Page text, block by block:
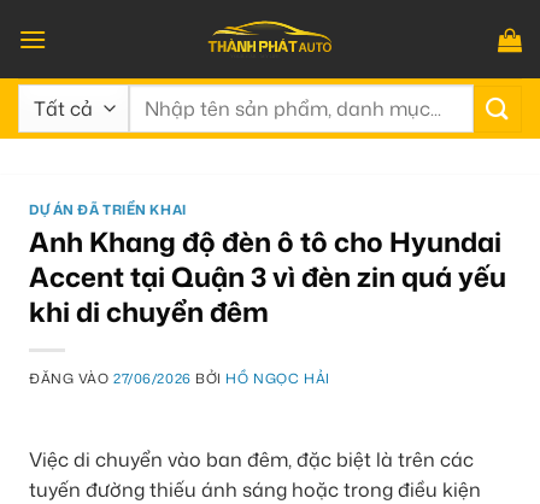
qua
nội
dung
Tìm
DỰ ÁN ĐÃ TRIỂN KHAI
Anh Khang độ đèn ô tô cho Hyundai
Accent tại Quận 3 vì đèn zin quá yếu
khi di chuyển đêm
ĐĂNG VÀO27/06/2026 BỞI HỒ NGỌC HẢI
Việc di chuyển vào ban đêm, đặc biệt là trên các
tuyến đường thiếu ánh sáng hoặc trong điều kiện